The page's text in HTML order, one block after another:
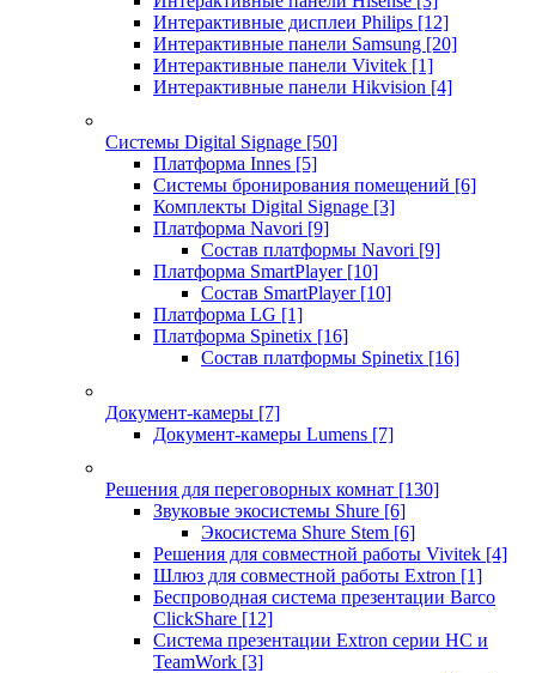
Интерактивные дисплеи Philips [12]
Интерактивные панели Samsung [20]
Интерактивные панели Vivitek [1]
Интерактивные панели Hikvision [4]
Системы Digital Signage [50]
Платформа Innes [5]
Системы бронирования помещений [6]
Комплекты Digital Signage [3]
Платформа Navori [9]
Состав платформы Navori [9]
Платформа SmartPlayer [10]
Состав SmartPlayer [10]
Платформа LG [1]
Платформа Spinetix [16]
Состав платформы Spinetix [16]
Документ-камеры [7]
Документ-камеры Lumens [7]
Решения для переговорных комнат [130]
Звуковые экосистемы Shure [6]
Экосистема Shure Stem [6]
Решения для совместной работы Vivitek [4]
Шлюз для совместной работы Extron [1]
Беспроводная система презентации Barco
ClickShare [12]
Система презентации Extron серии HC и
TeamWork [3]